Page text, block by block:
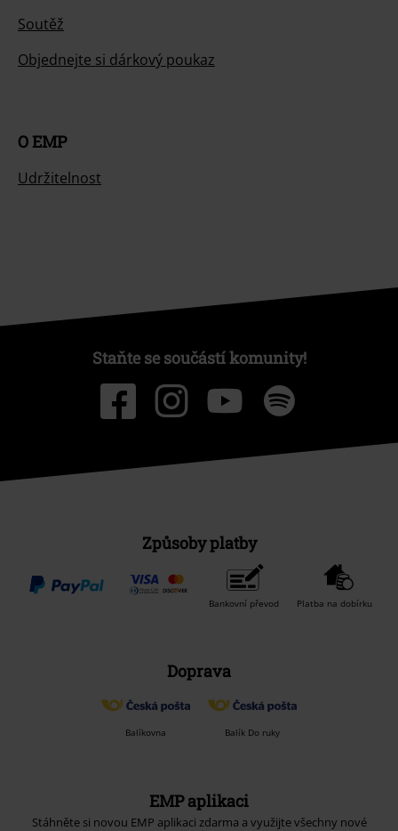
Soutěž
Objednejte si dárkový poukaz
O EMP
Udržitelnost
Staňte se součástí komunity!
Způsoby platby
Bankovní převod Platba na dobírku
Doprava
Balíkovna Balík Do ruky
EMP aplikaci
Stáhněte si novou EMP aplikaci zdarma a využijte všechny nové